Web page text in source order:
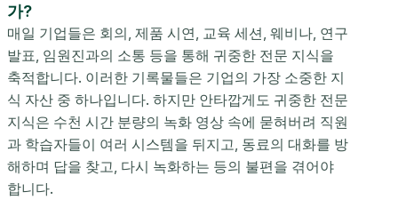
가?
매일 기업들은 회의, 제품 시연, 교육 세션, 웨비나, 연구
발표, 임원진과의 소통 등을 통해 귀중한 전문 지식을
축적합니다. 이러한 기록물들은 기업의 가장 소중한 지
식 자산 중 하나입니다. 하지만 안타깝게도 귀중한 전문
지식은 수천 시간 분량의 녹화 영상 속에 묻혀버려 직원
과 학습자들이 여러 시스템을 뒤지고, 동료의 대화를 방
해하며 답을 찾고, 다시 녹화하는 등의 불편을 겪어야
합니다.